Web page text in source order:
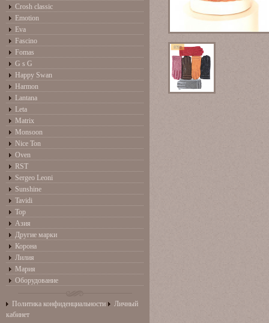
Crosh classic
Emotion
Eva
Fascino
Fomas
G s G
Happy Swan
Harmon
Lantana
Leta
Matrix
Monsoon
Nice Ton
Oven
RST
Sergeo Leoni
Sunshine
Tavidi
Top
Азия
Другие марки
Корона
Лилия
Мария
Оборудование
Политика конфиденциальности
Личный
кабинет